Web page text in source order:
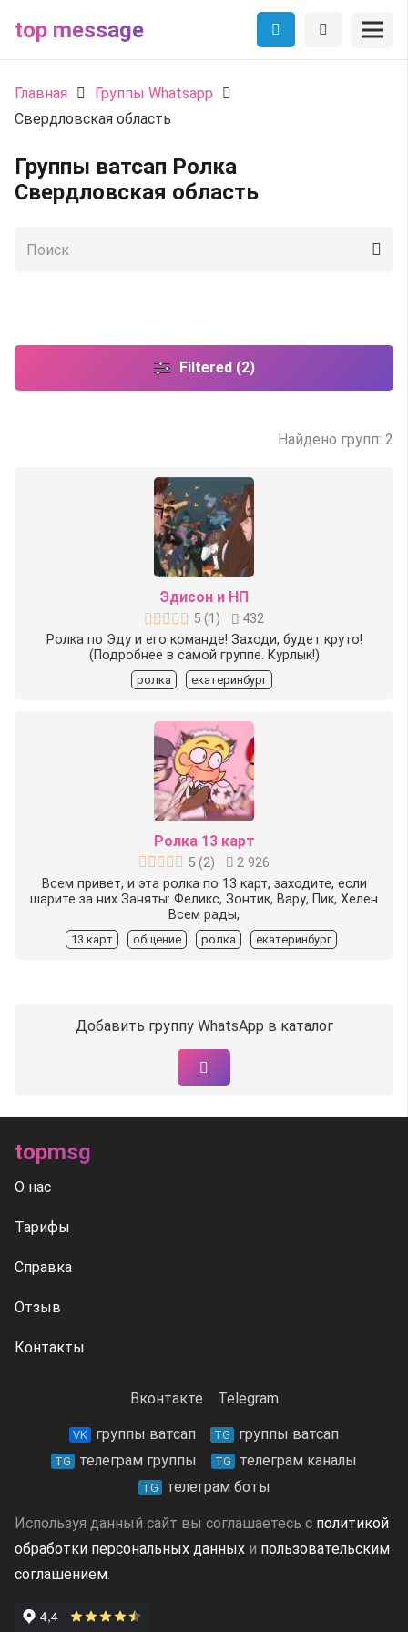
top message
Главная
Группы Whatsapp
Свердловская область
Группы ватсап Ролка
Свердловская область
Filtered (2)
Найдено групп: 2
Эдисон и НП
5 (1 )
432
Ролка по Эду и его команде! Заходи, будет круто!
(Подробнее в самой группе. Курлык!)
ролка екатеринбург
Ролка 13 карт
5 (2)
2 926
Всем привет, и эта ролка по 13 карт, заходите, если
шарите за них Заняты: Феликс, Зонтик, Вару, Пик, Хелен
Всем рады,
13 карт общение ролка екатеринбург
Добавить группу WhatsApp в каталог
topmsg
О нас
Тарифы
Справка
Отзыв
Контакты
Вконтакте Telegram
VK группы ватсап TG группы ватсап
TG телеграм группы TG телеграм каналы
TG телеграм боты
Используя данный сайт вы соглашаетесь с политикой
обработки персональных данных и пользовательским
соглашением.